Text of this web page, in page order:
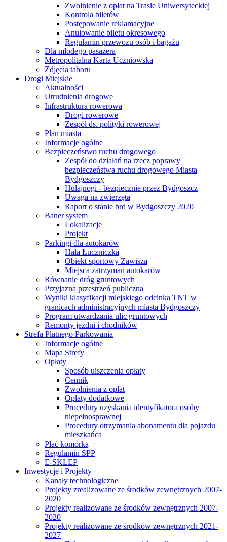
Zwolnienie z opłat na Trasie Uniwersyteckiej
Kontrola biletów
Postępowanie reklamacyjne
Anulowanie biletu okresowego
Regulamin przewozu osób i bagażu
Dla młodego pasażera
Metropolitalna Karta Uczniowska
Zdjęcia taboru
Drogi Miejskie
Aktualności
Utrudnienia drogowe
Infrastruktura rowerowa
Drogi rowerowe
Zespół ds. polityki rowerowej
Plan miasta
Informacje ogólne
Bezpieczeństwo ruchu drogowego
Zespół do działań na rzecz poprawy
bezpieczeństwa ruchu drogowego Miasta
Bydgoszczy
Hulajnogi - bezpiecznie przez Bydgoszcz
Uwaga na zwierzęta
Raport o stanie brd w Bydgoszczy 2020
Baner system
Lokalizacje
Projekt
Parkingi dla autokarów
Hala Łuczniczka
Obiekt sportowy Zawisza
Miejsca zatrzymań autokarów
Równanie dróg gruntowych
Przyjazna przestrzeń publiczna
Wyniki klasyfikacji miejskiego odcinka TNT w
granicach administracyjnych miasta Bydgoszczy
Program utwardzania ulic gruntowych
Remonty jezdni i chodników
Strefa Płatnego Parkowania
Informacje ogólne
Mapa Strefy
Opłaty
Sposób uiszczenia opłaty
Cennik
Zwolnienia z opłat
Opłaty dodatkowe
Procedury uzyskania identyfikatora osoby
niepełnosprawnej
Procedury otrzymania abonamentu dla pojazdu
mieszkańca
Płać komórką
Regulamin SPP
E-SKLEP
Inwestycje i Projekty
Kanały technologiczne
Projekty zrealizowane ze środków zewnętrznych 2007-
2020
Projekty realizowane ze środków zewnętrznych 2007-
2020
Projekty realizowane ze środków zewnętrznych 2021-
2027